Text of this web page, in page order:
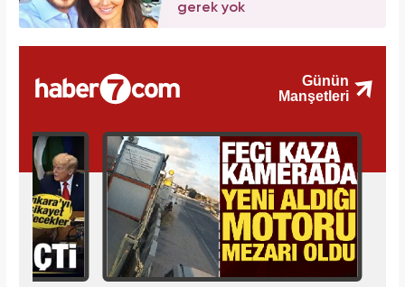
gerek yok